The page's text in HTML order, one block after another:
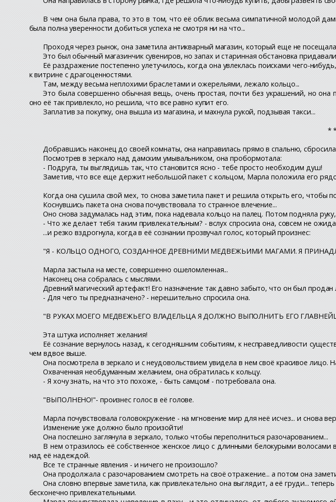
В чем она была права, то это в том, что её облик весьма симпатичной молодой
была полна уверенности добиться успеха не смотря ни на что...
Проходя через рынок, она заметила антикварный магазин, который еще не
Это был обычный магазинчик сувениров, но запах и старинная обстановка
Её раздражение постепенно улетучилось, когда она увлеклась поисками чего-
к витрине с драгоценностями.
Там, между весьма неплохими браслетами и ожерельями, лежало кольцо...
Это была совершенно обычная вещь, очень простая, почти без украшений, но она
оно её так привлекло, но решила, что все равно купит его.
Заплатив за покупку, она вышла из магазина, и махнула рукой, подзывая такси...
*
Добравшись наконец до своей комнаты, она направилась прямо в спальню,
Посмотрев в зеркало над дамским умывальником, она пробормотала:
- Подруга, ты выглядишь так, что становится ясно - тебе просто необходим душ!
Заметив, что все еще держит небольшой пакет с кольцом, Марла положила его
Когда она сушила свой мех, то снова заметила пакет и решила открыть его, чтобы
Коснувшись пакета она снова почувствовала то странное влечение...
Оно снова задумалась над этим, пока надевала кольцо на палец. Потом подняла
- Что же делает тебя таким привлекательным? - вслух спросила она, совсем не
...и резко вздрогнула, когда в её сознании прозвучал голос, который произнес:
"Я - КОЛЬЦО ОДНОГО, СОЗДАННОЕ ДРЕВНИМИ МЕДВЕЖЬИМИ МАГАМИ. Я
Марла застыла на месте, совершенно ошеломленная...
Наконец она собралась с мыслями.
Древний магический артефакт! Его назначение так давно забыто, что он был
- Для чего ты предназначено? - нерешительно спросила она.
"В РУКАХ МОЕГО МЕДВЕЖЬЕГО ВЛАДЕЛЬЦА Я ДОЛЖНО ВЫПОЛНИТЬ ЕГО
Эта штука исполняет желания!
Её сознание вернулось назад, к сегодняшним событиям, к несправедливости
чем вдвое выше.
Она посмотрела в зеркало и с неудовольствием увидела в нем своё красивое
Охваченная необдуманным желанием, она обратилась к кольцу.
- Я хочу знать, на что это похоже, - быть самцом! - потребовала она.
"ВЫПОЛНЕНО!"- произнес голос в её голове.
Марла почувствовала головокружение - на мгновение мир для неё исчез... и снова
Изменение уже должно было произойти!
Она поспешно заглянула в зеркало, только чтобы переполниться разочарованием...
В нем отразилось её собственное женское лицо с длинными белокурыми
над её надеждой.
Все те странные явления - и ничего не произошло?
Она продолжала с разочарованием смотреть на своё отражение... а потом она
Она словно впервые заметила, как привлекательно она выглядит, а её груди...
бесконечно привлекательными.